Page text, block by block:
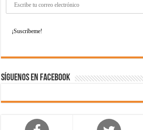
Síguenos en Facebook